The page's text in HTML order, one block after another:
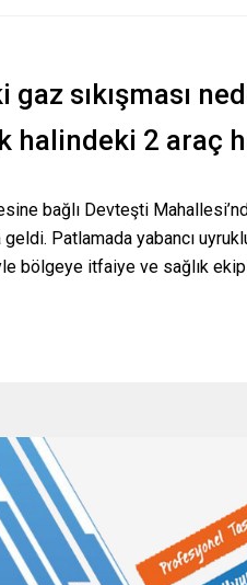
sıkışması
halindeki 2 araç
bağlı Devteşti
Patlamada yabancı
bölgeye itfaiye ve sağlık